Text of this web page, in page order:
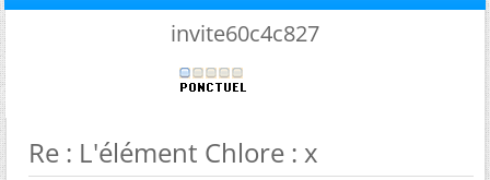
invite60c4c827
Re : L'élément Chlore : x